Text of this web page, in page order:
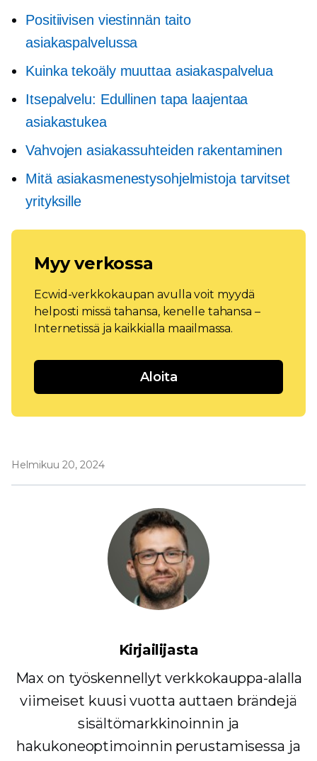
Positiivisen viestinnän taito
asiakaspalvelussa
Kuinka tekoäly muuttaa asiakaspalvelua
Itsepalvelu: Edullinen tapa laajentaa
asiakastukea
Vahvojen asiakassuhteiden rakentaminen
Mitä asiakasmenestysohjelmistoja tarvitset
yrityksille
Myy verkossa
Ecwid-verkkokaupan avulla voit myydä
helposti missä tahansa, kenelle tahansa –
Internetissä ja kaikkialla maailmassa.
Aloita
Helmikuu 20, 2024
Kirjailijasta
Max on työskennellyt verkkokauppa-alalla
viimeiset kuusi vuotta auttaen brändejä
sisältömarkkinoinnin ja
hakukoneoptimoinnin perustamisessa ja